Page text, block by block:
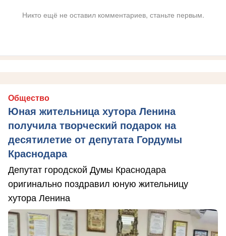
Никто ещё не оставил комментариев, станьте первым.
Общество
Юная жительница хутора Ленина
получила творческий подарок на
десятилетие от депутата Гордумы
Краснодара
Депутат городской Думы Краснодара
оригинально поздравил юную жительницу
хутора Ленина